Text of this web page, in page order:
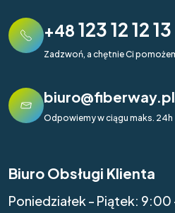
+48 123 12 12 13
Zadzwoń, a chętnie Ci
biuro@fiberway.pl
Odpowiemy w ciągu maks. 24h
Biuro Obsługi Klienta
Poniedziałek - Piątek: